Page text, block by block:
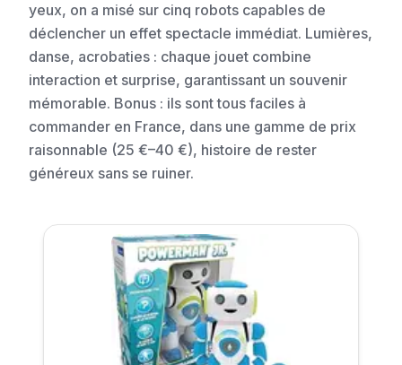
yeux, on a misé sur cinq robots capables de
déclencher un effet spectacle immédiat. Lumières,
danse, acrobaties : chaque jouet combine
interaction et surprise, garantissant un souvenir
mémorable. Bonus : ils sont tous faciles à
commander en France, dans une gamme de prix
raisonnable (25 €–40 €), histoire de rester
généreux sans se ruiner.